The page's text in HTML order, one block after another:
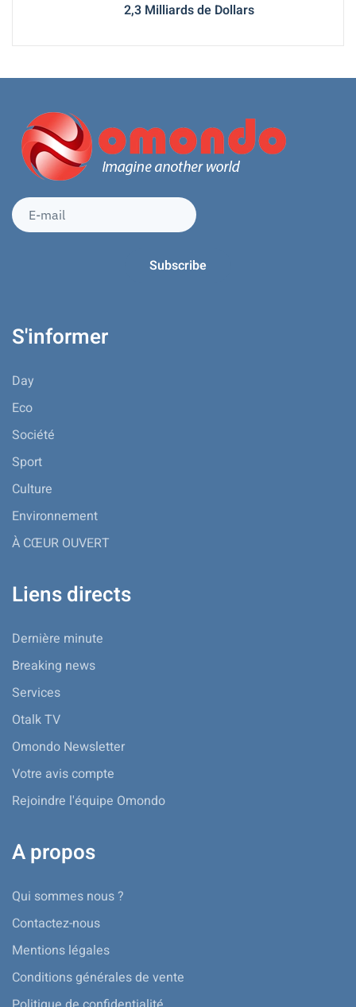
2,3 Milliards de Dollars
S'informer
Day
Eco
Société
Sport
Culture
Environnement
À CŒUR OUVERT
Liens directs
Dernière minute
Breaking news
Services
Otalk TV
Omondo Newsletter
Votre avis compte
Rejoindre l'équipe Omondo
A propos
Qui sommes nous ?
Contactez-nous
Mentions légales
Conditions générales de vente